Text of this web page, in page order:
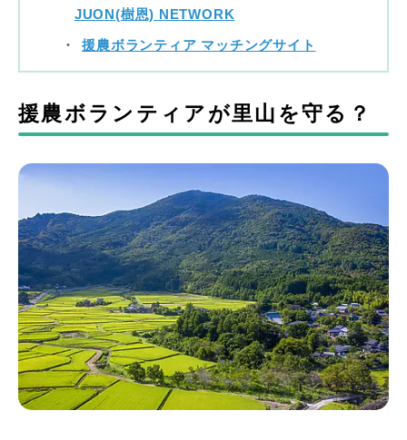
JUON(樹恩) NETWORK
援農ボランティア マッチングサイト
援農ボランティアが里山を守る？